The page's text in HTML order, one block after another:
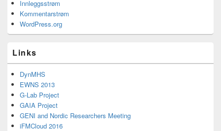
Innleggsstrøm
Kommentarstrøm
WordPress.org
Links
DynMHS
EWNS 2013
G-Lab Project
GAIA Project
GENI and Nordic Researchers Meeting
iFMCloud 2016